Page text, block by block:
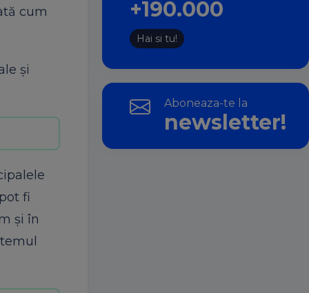
cum
şi
fi
şi în
+190.000
Hai si tu!
Aboneaza-te la
newsletter!